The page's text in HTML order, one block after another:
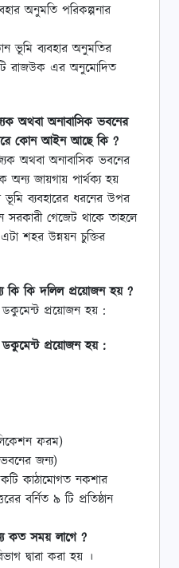
অনুমতি পরিকল্পনার
ভূমি ব্যবহার অনুমতির
রাজউক এর অনুমোদিত
অথবা অনাবাসিক ভবনের
কোন আইন আছে কি ?
অথবা অনাবাসিক ভবনের
জায়গায় পার্থক্য হয়
ভূমি ব্যবহারের ধরনের উপর
সরকারী গেজেট থাকে তাহলে
শহর উন্নয়ন চুক্তির
কি দলিল প্রয়োজন হয় ?
ডকুমেন্ট প্রয়োজন হয় :
ডকুমেন্ট প্রয়োজন হয় :
ফরম)
জন্য)
কাঠামোগত নকশার
বর্নিত ৯ টি প্রতিষ্ঠান
কত সময় লাগে ?
দ্বারা করা হয় ।